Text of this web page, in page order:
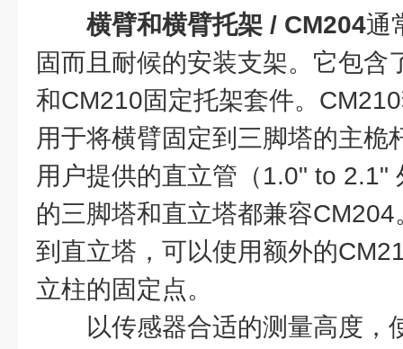
横臂和横臂托架 / CM204通
固而且耐候的安装支架。它包含
和CM210固定托架套件。
用于将横臂固定到三脚塔的主桅
用户提供的直立管（1.0" to 2.1"
的三脚塔和直立塔都兼容
到直立塔，可以使用额外的
立柱的固定点。
以传感器合适的测量高度，